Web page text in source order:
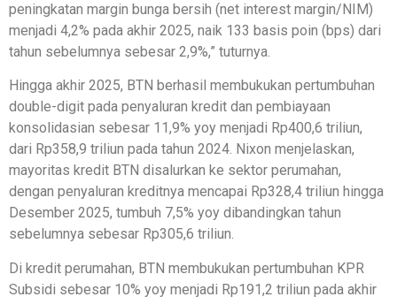
peningkatan margin bunga bersih (net interest margin/NIM)
menjadi 4,2% pada akhir 2025, naik 133 basis poin (bps) dari
tahun sebelumnya sebesar 2,9%,” tuturnya.
Hingga akhir 2025, BTN berhasil membukukan pertumbuhan
double-digit pada penyaluran kredit dan pembiayaan
konsolidasian sebesar 11,9% yoy menjadi Rp400,6 triliun,
dari Rp358,9 triliun pada tahun 2024. Nixon menjelaskan,
mayoritas kredit BTN disalurkan ke sektor perumahan,
dengan penyaluran kreditnya mencapai Rp328,4 triliun hingga
Desember 2025, tumbuh 7,5% yoy dibandingkan tahun
sebelumnya sebesar Rp305,6 triliun.
Di kredit perumahan, BTN membukukan pertumbuhan KPR
Subsidi sebesar 10% yoy menjadi Rp191,2 triliun pada akhir